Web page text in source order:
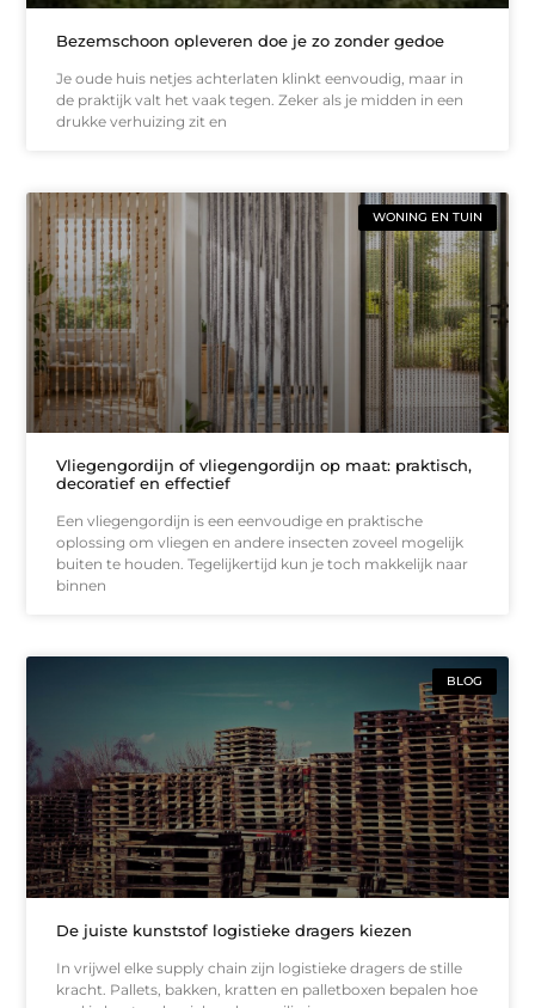
Bezemschoon opleveren doe je zo zonder gedoe
Je oude huis netjes achterlaten klinkt eenvoudig, maar in
de praktijk valt het vaak tegen. Zeker als je midden in een
drukke verhuizing zit en
WONING EN TUIN
Vliegengordijn of vliegengordijn op maat: praktisch,
decoratief en effectief
Een vliegengordijn is een eenvoudige en praktische
oplossing om vliegen en andere insecten zoveel mogelijk
buiten te houden. Tegelijkertijd kun je toch makkelijk naar
binnen
BLOG
De juiste kunststof logistieke dragers kiezen
In vrijwel elke supply chain zijn logistieke dragers de stille
kracht. Pallets, bakken, kratten en palletboxen bepalen hoe